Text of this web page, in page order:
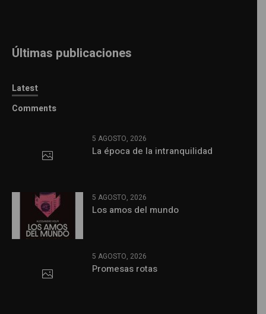
Últimas publicaciones
Latest
Comments
5 AGOSTO, 2026
La época de la intranquilidad
5 AGOSTO, 2026
Los amos del mundo
5 AGOSTO, 2026
Promesas rotas